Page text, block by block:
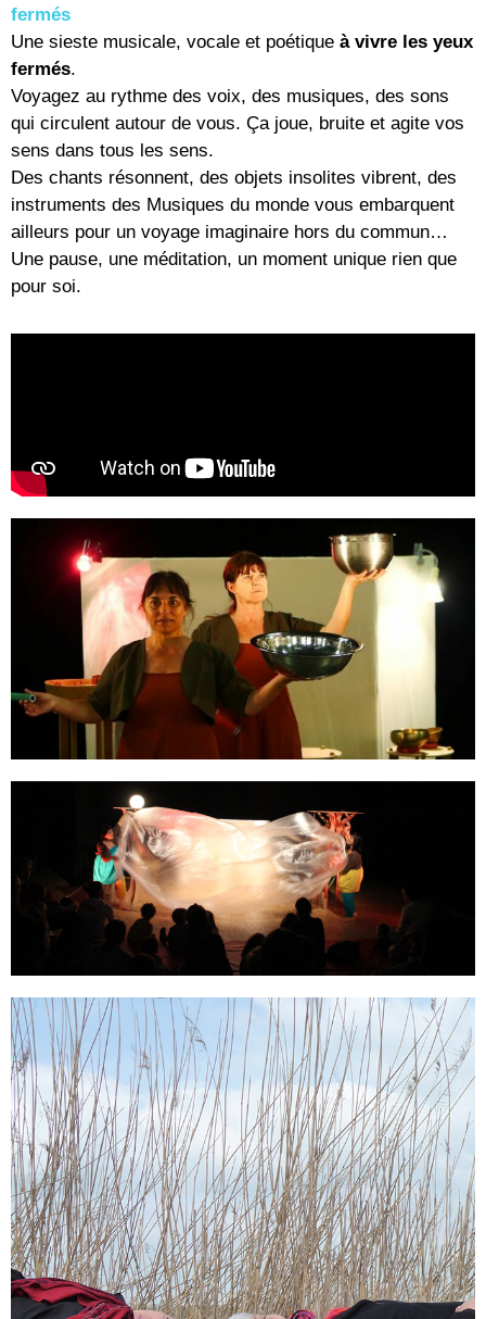
fermés
Une sieste musicale, vocale et poétique à vivre les yeux
fermés.
Voyagez au rythme des voix, des musiques, des sons
qui circulent autour de vous. Ça joue, bruite et agite vos
sens dans tous les sens.
Des chants résonnent, des objets insolites vibrent, des
instruments des Musiques du monde vous embarquent
ailleurs pour un voyage imaginaire hors du commun…
Une pause, une méditation, un moment unique rien que
pour soi.